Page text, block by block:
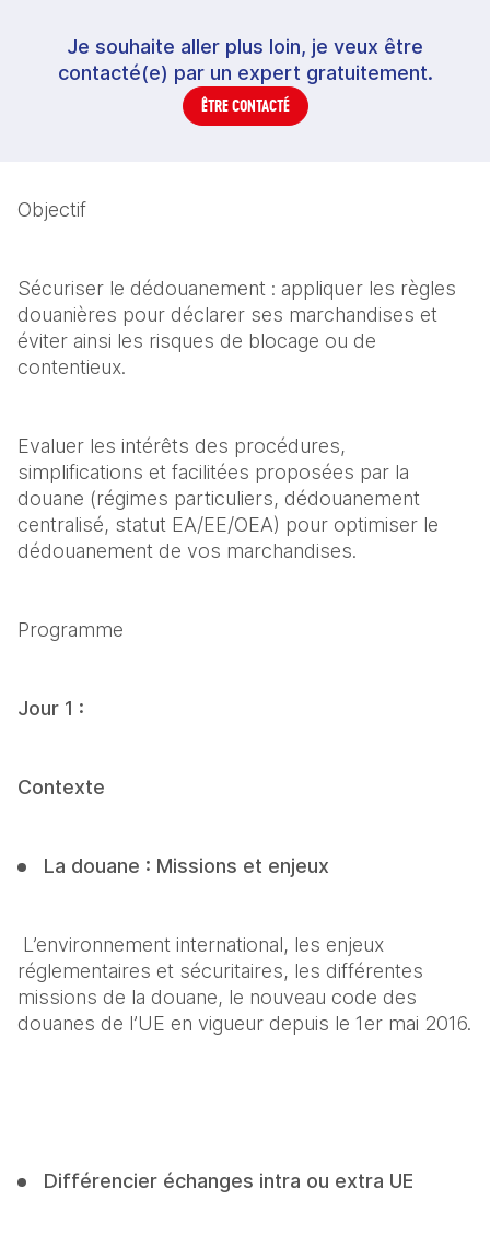
Je souhaite aller plus loin, je veux être
contacté(e) par un expert gratuitement.
ÊTRE CONTACTÉ
Objectif
Sécuriser le dédouanement : appliquer les règles
douanières pour déclarer ses marchandises et
éviter ainsi les risques de blocage ou de
contentieux.
Evaluer les intérêts des procédures,
simplifications et facilitées proposées par la
douane (régimes particuliers, dédouanement
centralisé, statut EA/EE/OEA) pour optimiser le
dédouanement de vos marchandises.
Programme
Jour 1 :
Contexte
La douane : Missions et enjeux
L’environnement international, les enjeux
réglementaires et sécuritaires, les différentes
missions de la douane, le nouveau code des
douanes de l’UE en vigueur depuis le 1er mai 2016.
Différencier échanges intra ou extra UE